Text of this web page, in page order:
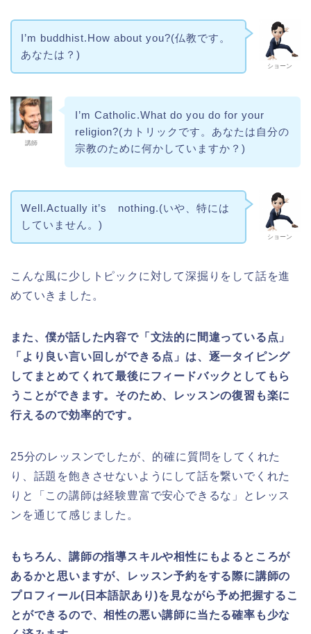
ショーン
I’m buddhist.How about you?(仏教です。
あなたは？)
講師
I’m Catholic.What do you do for your
religion?(カトリックです。あなたは自分の
宗教のために何かしていますか？)
ショーン
Well.Actually it’s nothing.(いや、特には
していません。)
こんな風に少しトピックに対して深掘りをして話を進
めていきました。
また、僕が話した内容で「文法的に間違っている点」
「より良い言い回しができる点」は、逐一タイピング
してまとめてくれて最後にフィードバックとしてもら
うことができます。そのため、レッスンの復習も楽に
行えるので効率的です。
25分のレッスンでしたが、的確に質問をしてくれた
り、話題を飽きさせないようにして話を繋いでくれた
りと「この講師は経験豊富で安心できるな」とレッス
ンを通じて感じました。
もちろん、講師の指導スキルや相性にもよるところが
あるかと思いますが、レッスン予約をする際に講師の
プロフィール(日本語訳あり)を見ながら予め把握するこ
とができるので、相性の悪い講師に当たる確率も少な